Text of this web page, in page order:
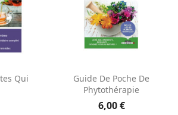
Qui
Guide De Poche De
Phytothérapie
6,00 €